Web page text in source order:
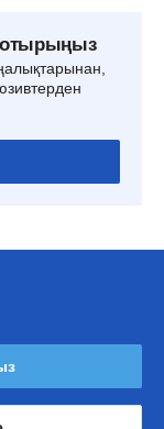
отырыңыз